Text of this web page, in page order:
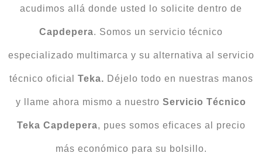
acudimos allá donde usted lo solicite dentro de
Capdepera. Somos un servicio técnico
especializado multimarca y su alternativa al servicio
técnico oficial Teka. Déjelo todo en nuestras manos
y llame ahora mismo a nuestro Servicio Técnico
Teka Capdepera, pues somos eficaces al precio
más económico para su bolsillo.